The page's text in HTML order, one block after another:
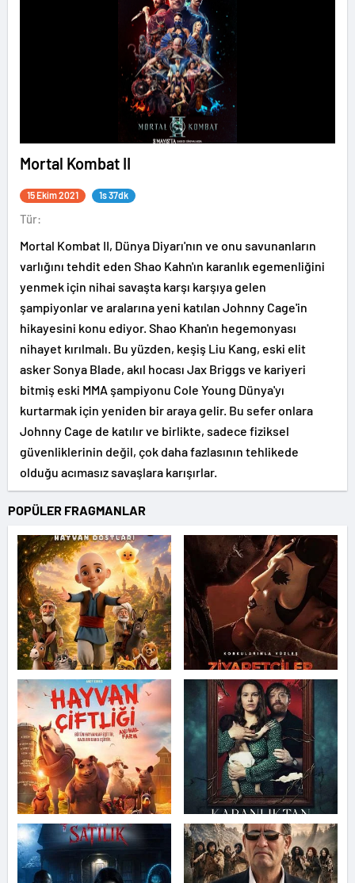
Mortal Kombat II
15 Ekim 2021 1s 37dk
Tür:
Mortal Kombat II, Dünya Diyarı'nın ve onu savunanların
varlığını tehdit eden Shao Kahn'ın karanlık egemenliğini
yenmek için nihai savaşta karşı karşıya gelen
şampiyonlar ve aralarına yeni katılan Johnny Cage'in
hikayesini konu ediyor. Shao Khan'ın hegemonyası
nihayet kırılmalı. Bu yüzden, keşiş Liu Kang, eski elit
asker Sonya Blade, akıl hocası Jax Briggs ve kariyeri
bitmiş eski MMA şampiyonu Cole Young Dünya'yı
kurtarmak için yeniden bir araya gelir. Bu sefer onlara
Johnny Cage de katılır ve birlikte, sadece fiziksel
güvenliklerinin değil, çok daha fazlasının tehlikede
olduğu acımasız savaşlara karışırlar.
POPÜLER FRAGMANLAR